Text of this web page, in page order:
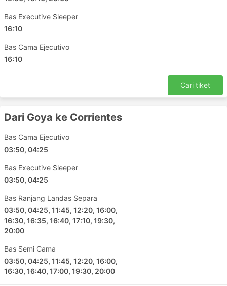
pengangkutan khas untuk ke sana. Ini
menimbulkan kos yang lebih tinggi kerana harga
masa tambahan jika anda melakukan perjalanan
Bas biasanya menjadi pengangkutan yang sering
kapal terbang. Ia sangat bergantung pada
diramal - kemalangan, kerja pembinaan jalan raya,
lencongan, dll. Ini terjadi terutamanya untuk
keramaian atau cuti umum. Pertimbangkan
perkara ini dan jangan rancang sambungan
perjalanan yang padat.
Perjalanan di laluan tertentu atau semasa tempoh
puncak mungkin memerlukan anda membuat
stesen bas dan terus menaiki bas seterusnya –
tiket mungkin habis dijual, jadi atur perjalanan
anda dengan sewajarnya.
Bas Executive Sleeper
16:10
Bas Cama Ejecutivo
16:10
Cari tiket
Dari Goya ke Corrientes
Bas Cama Ejecutivo
03:50, 04:25
Bas Executive Sleeper
03:50, 04:25
Bas Ranjang Landas Separa
03:50, 04:25, 11:45, 12:20, 16:00,
16:30, 16:35, 16:40, 17:10, 19:30,
20:00
Bas Semi Cama
03:50, 04:25, 11:45, 12:20, 16:00,
16:30, 16:40, 17:00, 19:30, 20:00